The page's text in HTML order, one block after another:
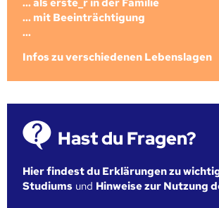
... als erste_r in der Familie
... mit Beeinträchtigung
...
Infos zu verschiedenen Lebenslagen
Hast du Fragen?
Hier findest du Erklärungen zu
Studiums und Hinweise zur Nutzung